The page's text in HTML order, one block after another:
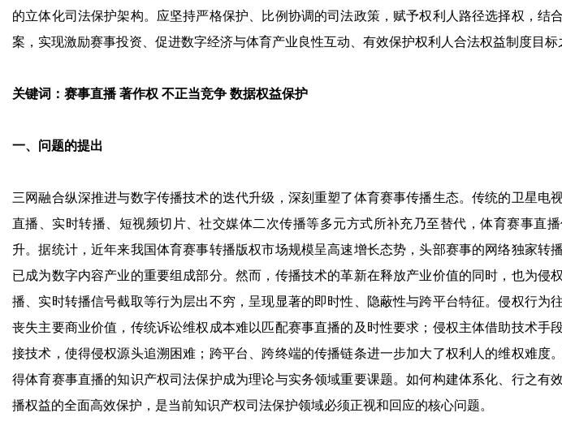
的立体化司法保护架构。应坚持严格保护、比例协调的司法政策，赋予权利人路径选择权，结
案，实现激励赛事投资、促进数字经济与体育产业良性互动、有效保护权利人合法权益制度目标
关键词：赛事直播 著作权 不正当竞争 数据权益保护
一、问题的提出
三网融合纵深推进与数字传播技术的迭代升级，深刻重塑了体育赛事传播生态。传统的卫星电
直播、实时转播、短视频切片、社交媒体二次传播等多元方式所补充乃至替代，体育赛事直
升。据统计，近年来我国体育赛事转播版权市场规模呈高速增长态势，头部赛事的网络独家转
已成为数字内容产业的重要组成部分。然而，传播技术的革新在释放产业价值的同时，也为侵
播、实时转播信号截取等行为层出不穷，呈现显著的即时性、隐蔽性与跨平台特征。侵权行为
丧失主要商业价值，传统诉讼维权成本难以匹配赛事直播的及时性要求；侵权主体借助技术手
接技术，使得侵权源头追溯困难；跨平台、跨终端的传播链条进一步加大了权利人的维权难度
得体育赛事直播的知识产权司法保护成为理论与实务领域重要课题。如何构建体系化、行之有
播权益的全面高效保护，是当前知识产权司法保护领域必须正视和回应的核心问题。